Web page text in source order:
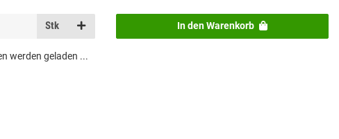
Stk In den Warenkorb
werden geladen ...